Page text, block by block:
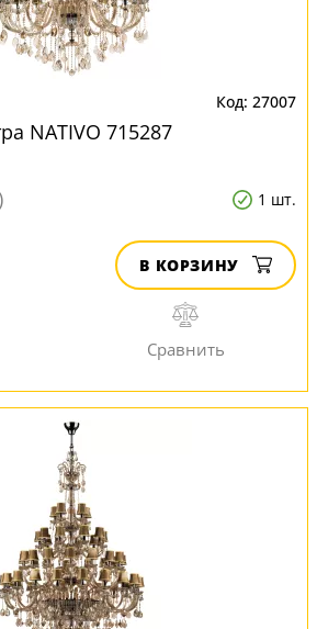
27007
NATIVO 715287
1 шт.
В КОРЗИНУ